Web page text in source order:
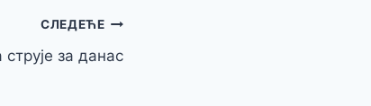
СЛЕДЕЋЕ
за данас